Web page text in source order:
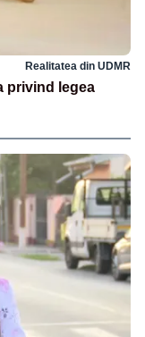
Realitatea din UDMR
privind legea